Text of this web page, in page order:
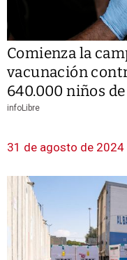
Comienza la
vacunación
640.000 niños de
infoLibre
31 de agosto de 2024